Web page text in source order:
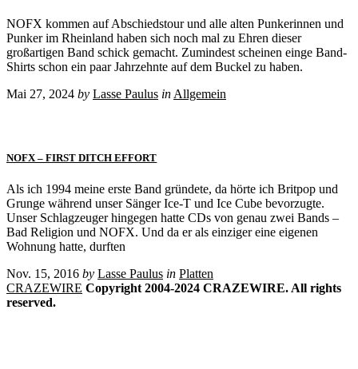
NOFX kommen auf Abschiedstour und alle alten Punkerinnen und
Punker im Rheinland haben sich noch mal zu Ehren dieser
großartigen Band schick gemacht. Zumindest scheinen einge Band-
Shirts schon ein paar Jahrzehnte auf dem Buckel zu haben.
Mai 27, 2024 by Lasse Paulus in Allgemein
NOFX – FIRST DITCH EFFORT
Als ich 1994 meine erste Band gründete, da hörte ich Britpop und
Grunge während unser Sänger Ice-T und Ice Cube bevorzugte.
Unser Schlagzeuger hingegen hatte CDs von genau zwei Bands –
Bad Religion und NOFX. Und da er als einziger eine eigenen
Wohnung hatte, durften
Nov. 15, 2016 by Lasse Paulus in Platten
CRAZEWIRE Copyright 2004-2024 CRAZEWIRE. All rights
reserved.